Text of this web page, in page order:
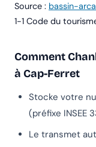
Source : bassin-
1-1 Code du
Comment
à Cap-Ferret
Stocke votre
(préfixe INSEE
Le transmet